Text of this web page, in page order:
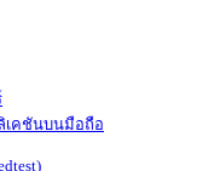
เคชันบนมือถือ